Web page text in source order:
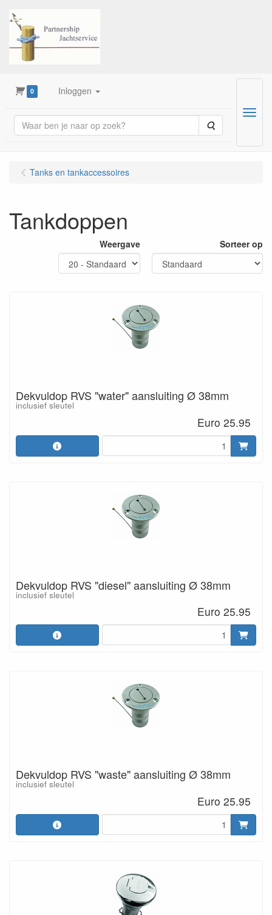
0 Inloggen
Zoeken
Menu
Tanks en tankaccessoires
Tankdoppen
Weergave Sorteer op
Dekvuldop RVS "water" aansluiting Ø 38mm
inclusief sleutel
Euro 25.95
Dekvuldop RVS "diesel" aansluiting Ø 38mm
inclusief sleutel
Euro 25.95
Dekvuldop RVS "waste" aansluiting Ø 38mm
inclusief sleutel
Euro 25.95